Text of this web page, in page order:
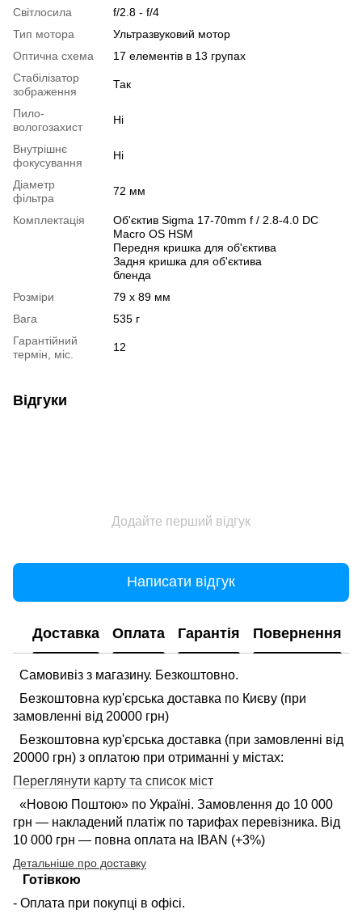
Світлосила
f/2.8 - f/4
Тип мотора
Ультразвуковий мотор
Оптична схема
17 елементів в 13 групах
Стабілізатор
зображення
Так
Пило-
вологозахист
Ні
Внутрішнє
фокусування
Ні
Діаметр
фільтра
72 мм
Комплектація
Об'єктив Sigma 17-70mm f / 2.8-4.0 DC
Macro OS HSM
Передня кришка для об'єктива
Задня кришка для об'єктива
бленда
Розміри
79 x 89 мм
Вага
535 г
Гарантійний
термін, міс.
12
Відгуки
Додайте перший відгук
Написати відгук
Доставка Оплата Гарантія Повернення
Самовивіз з магазину. Безкоштовно.
Безкоштовна кур'єрська доставка по Києву (при
замовленні від 20000 грн)
Безкоштовна кур'єрська доставка (при замовленні від
20000 грн) з оплатою при отриманні у містах:
Переглянути карту та список міст
«Новою Поштою» по Україні. Замовлення до 10 000
грн — накладений платіж по тарифах перевізника. Від
10 000 грн — повна оплата на IBAN (+3%)
Детальніше про доставку
Готівкою
- Оплата при покупці в офісі.